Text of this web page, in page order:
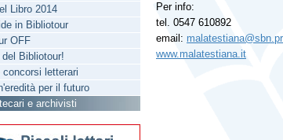
Per info:
tel. 0547 610892
email:
www.malatestiana.it
Libro 2014
in Bibliotour
OFF
del Bibliotour!
concorsi letterari
per il futuro
e archivisti